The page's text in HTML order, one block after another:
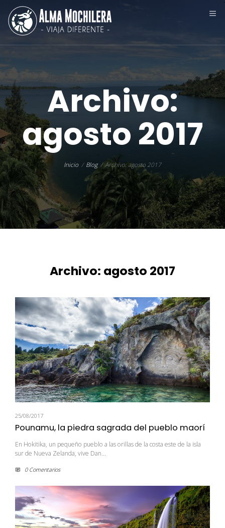
Archivo:
agosto 2017
Inicio Blog Archivo: agosto 2017
Archivo: agosto 2017
25/08/2017
Pounamu, la piedra sagrada del pueblo maorí
En Hokitika, un pequeño pueblo a las orillas de la costa este de la isla
sur de Nueva Zelanda, vive Dan...
0 Comentarios